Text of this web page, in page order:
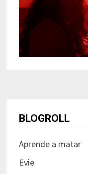
BLOGROLL
Aprende a matar
Evie